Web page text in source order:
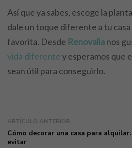
Así que ya sabes, escoge la
dale un toque diferente a tu
favorita. Desde Renovalianos
vida diferentey esperamos que
sean útil para conseguirlo.
ARTÍCULO ANTERIOR
Cómo decorar una casa para
evitar